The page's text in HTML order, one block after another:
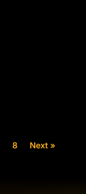
8 Next »